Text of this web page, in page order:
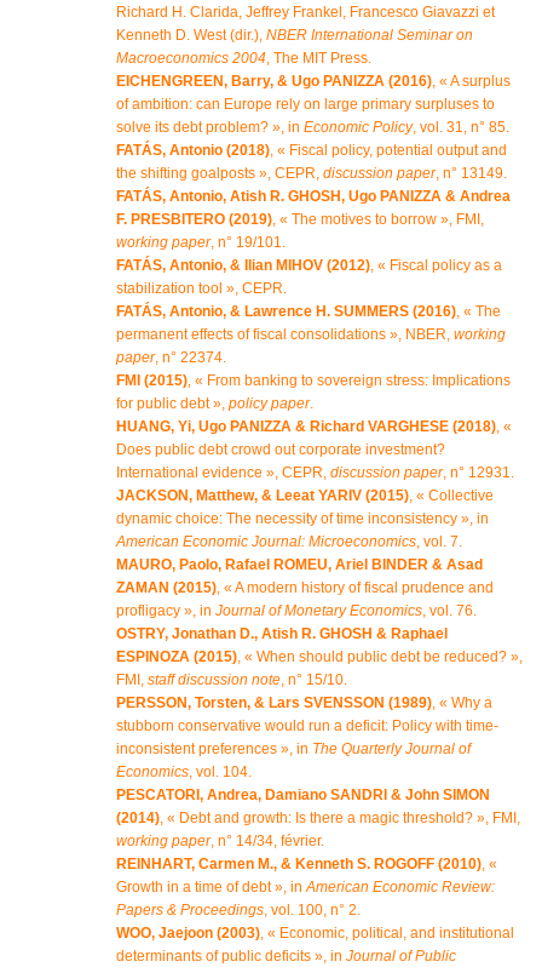
Richard H. Clarida, Jeffrey Frankel, Francesco Giavazzi et
Kenneth D. West (dir.), NBER International Seminar on
Macroeconomics 2004, The MIT Press.
EICHENGREEN, Barry, & Ugo PANIZZA (2016), « A surplus
of ambition: can Europe rely on large primary surpluses to
solve its debt problem? », in Economic Policy, vol. 31, n° 85.
FATÁS, Antonio (2018), « Fiscal policy, potential output and
the shifting goalposts », CEPR, discussion paper, n° 13149.
FATÁS, Antonio, Atish R. GHOSH, Ugo PANIZZA & Andrea
F. PRESBITERO (2019), « The motives to borrow », FMI,
working paper, n° 19/101.
FATÁS, Antonio, & Ilian MIHOV (2012), « Fiscal policy as a
stabilization tool », CEPR.
FATÁS, Antonio, & Lawrence H. SUMMERS (2016), « The
permanent effects of fiscal consolidations », NBER, working
paper, n° 22374.
FMI (2015), « From banking to sovereign stress: Implications
for public debt », policy paper.
HUANG, Yi, Ugo PANIZZA & Richard VARGHESE (2018), «
Does public debt crowd out corporate investment?
International evidence », CEPR, discussion paper, n° 12931.
JACKSON, Matthew, & Leeat YARIV (2015), « Collective
dynamic choice: The necessity of time inconsistency », in
American Economic Journal: Microeconomics, vol. 7.
MAURO, Paolo, Rafael ROMEU, Ariel BINDER & Asad
ZAMAN (2015), « A modern history of fiscal prudence and
profligacy », in Journal of Monetary Economics, vol. 76.
OSTRY, Jonathan D., Atish R. GHOSH & Raphael
ESPINOZA (2015), « When should public debt be reduced? »,
FMI, staff discussion note, n° 15/10.
PERSSON, Torsten, & Lars SVENSSON (1989), « Why a
stubborn conservative would run a deficit: Policy with time-
inconsistent preferences », in The Quarterly Journal of
Economics, vol. 104.
PESCATORI, Andrea, Damiano SANDRI & John SIMON
(2014), « Debt and growth: Is there a magic threshold? », FMI,
working paper, n° 14/34, février.
REINHART, Carmen M., & Kenneth S. ROGOFF (2010), «
Growth in a time of debt », inAmerican Economic Review:
Papers & Proceedings, vol. 100, n° 2.
WOO, Jaejoon (2003), « Economic, political, and institutional
determinants of public deficits », in Journal of Public